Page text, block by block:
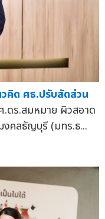
คิด ศธ.ปรับสัดส่วน
ดร.สมหมาย ผิวสอาด
งคลธัญบุรี (มทร.ธ...